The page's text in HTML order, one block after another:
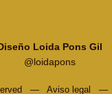
Loida Pons Gil
@loidapons
—Aviso legal —